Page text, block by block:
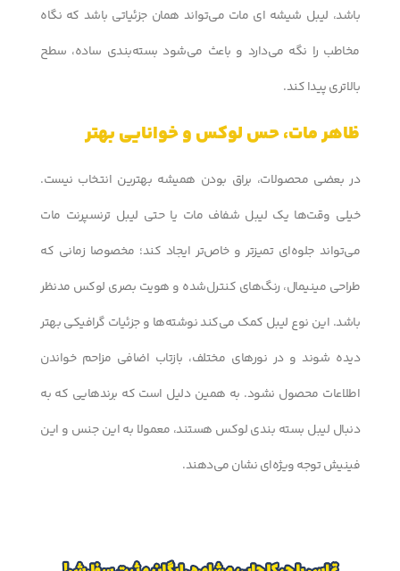
باشد، لیبل شیشه ای مات می‌تواند همان جزئیاتی باشد که نگاه
مخاطب را نگه می‌دارد و باعث می‌شود بسته‌بندی ساده، سطح
بالاتری پیدا کند.
ظاهر مات، حس لوکس و خوانایی بهتر
در بعضی محصولات، براق بودن همیشه بهترین انتخاب نیست.
خیلی وقت‌ها یک لیبل شفاف مات یا حتی لیبل ترنسپرنت مات
می‌تواند جلوه‌ای تمیزتر و خاص‌تر ایجاد کند؛ مخصوصا زمانی که
طراحی مینیمال، رنگ‌های کنترل‌شده و هویت بصری لوکس مدنظر
باشد. این نوع لیبل کمک می‌کند نوشته‌ها و جزئیات گرافیکی بهتر
دیده شوند و در نورهای مختلف، بازتاب اضافی مزاحم خواندن
اطلاعات محصول نشود. به همین دلیل است که برندهایی که به
دنبال لیبل بسته بندی لوکس هستند، معمولا به این جنس و این
فینیش توجه ویژه‌ای نشان می‌دهند.